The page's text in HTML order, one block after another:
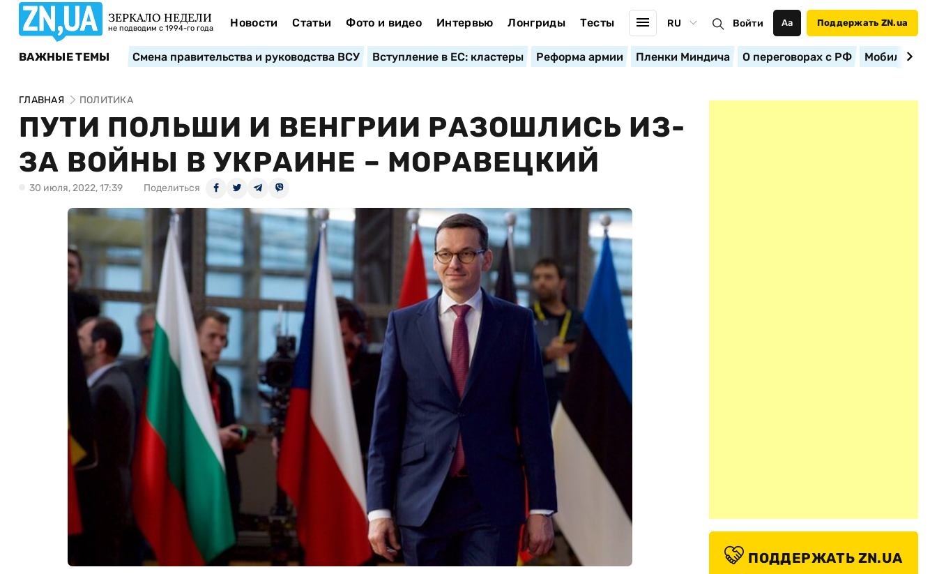
ЗЕРКАЛО НЕДЕЛИ
не подводим с 1994-го года Новости Статьи Фото и видео Интервью Лонгриды Тесты RU Войти Аа Поддержать ZN.ua
ВАЖНЫЕ ТЕМЫ Смена правительства и руководства ВСУ Вступление в ЕС: кластеры Реформа армии Пленки Миндича О переговорах с РФ
ГЛАВНАЯ ПОЛИТИКА
ПУТИ ПОЛЬШИ И ВЕНГРИИ РАЗОШЛИСЬ ИЗ-
ЗА ВОЙНЫ В УКРАИНЕ – МОРАВЕЦКИЙ
30 июля, 2022, 17:39 Поделиться
ПОДДЕРЖАТЬ ZN.UA